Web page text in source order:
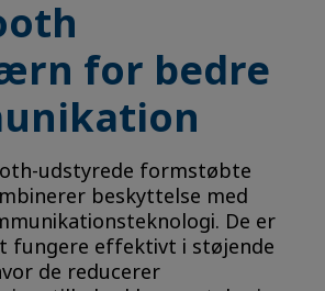
for bedre
udstyrede formstøbte
beskyttelse med
De er
fungere effektivt i støjende
de reducerer